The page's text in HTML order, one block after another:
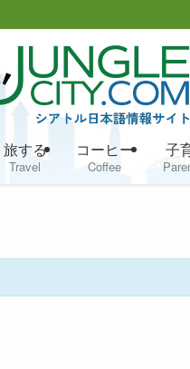
旅する
Travel
コーヒー
Coffee
子